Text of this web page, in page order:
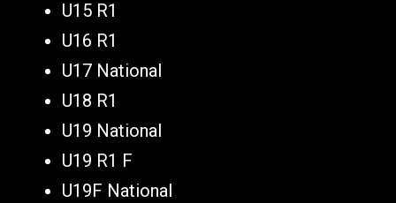
U15 R1
U16 R1
U17 National
U18 R1
U19 National
U19 R1 F
U19F National